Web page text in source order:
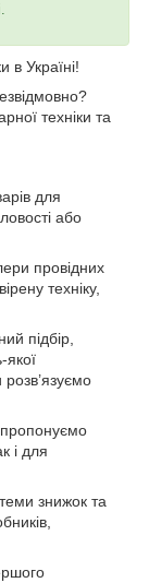
в Україні!
техніки та
для
або
провідних
техніку,
підбір,
якої
і для
знижок та